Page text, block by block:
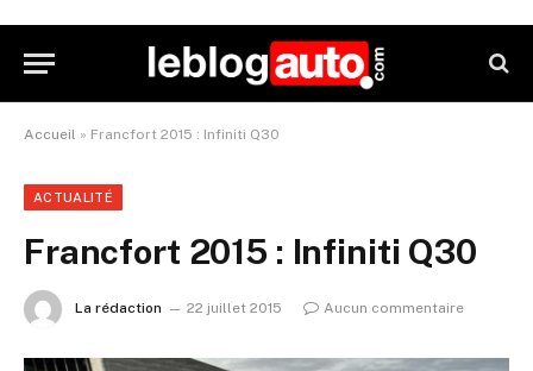
Accueil » Francfort 2015 : Infiniti Q30
ACTUALITÉ
Francfort 2015 : Infiniti Q30
La rédaction 22 juillet 2015 Aucun commentaire